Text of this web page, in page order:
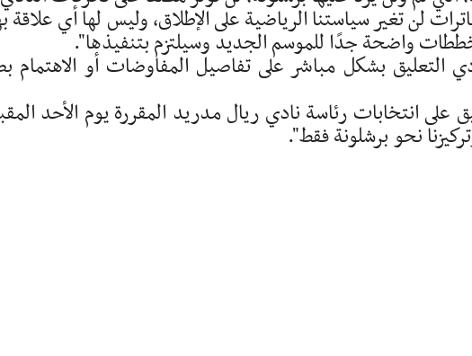
لن تغير سياستنا الرياضية على الإطلاق، وليس لها أي علاقة
واضحة جدًا للموسم الجديد وسيلتزم بتنفيذها".
التعليق بشكل مباشر على تفاصيل المفاوضات أو الاهتمام
انتخابات رئاسة نادي ريال مدريد المقررة يوم الأحد
نحو برشلونة فقط".